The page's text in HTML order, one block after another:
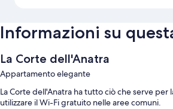
Informazioni su
La Corte dell'Anatra
Appartamento elegante
La Corte dell'Anatra ha tutto ciò che serve per
utilizzare il Wi-Fi gratuito nelle aree comuni.